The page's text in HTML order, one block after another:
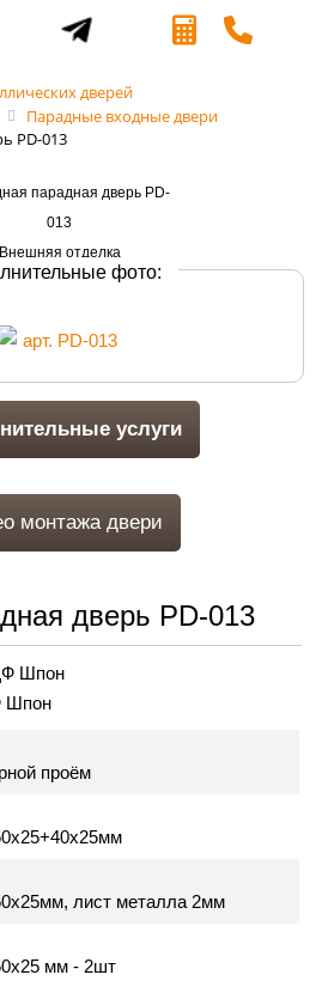
дверей
Парадные входные двери
PD-013
фото:
услуги
монтажа двери
дверь PD-013
Шпон
проём
лист металла 2мм
мм - 2шт